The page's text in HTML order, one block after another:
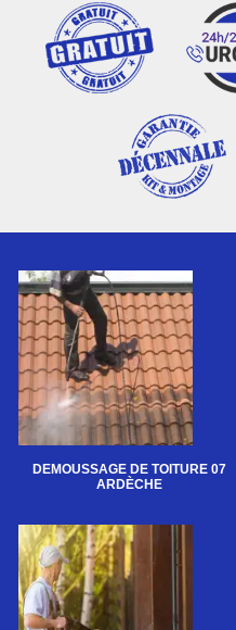
DEMOUSSAGE DE TOITURE 07
ARDÈCHE